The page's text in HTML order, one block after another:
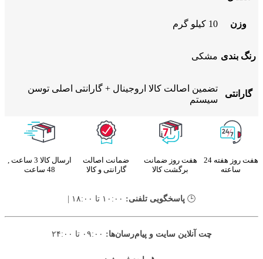
وزن 10 کیلو گرم
رنگ بندی مشکی
گارانتی
تضمین اصالت کالا اروجینال + گارانتی اصلی توسن
سیستم
هفت روز هفته 24
ساعته
هفت روز ضمانت
برگشت کالا
ضمانت اصالت
گارانتی و کالا
ارسال کالا 3 ساعت ,
48 ساعت
🕒 پاسخگویی تلفنی:
چت آنلاین سایت و پیام‌رسان‌ها: